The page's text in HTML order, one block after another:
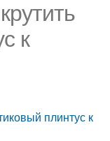
к
плинтус к